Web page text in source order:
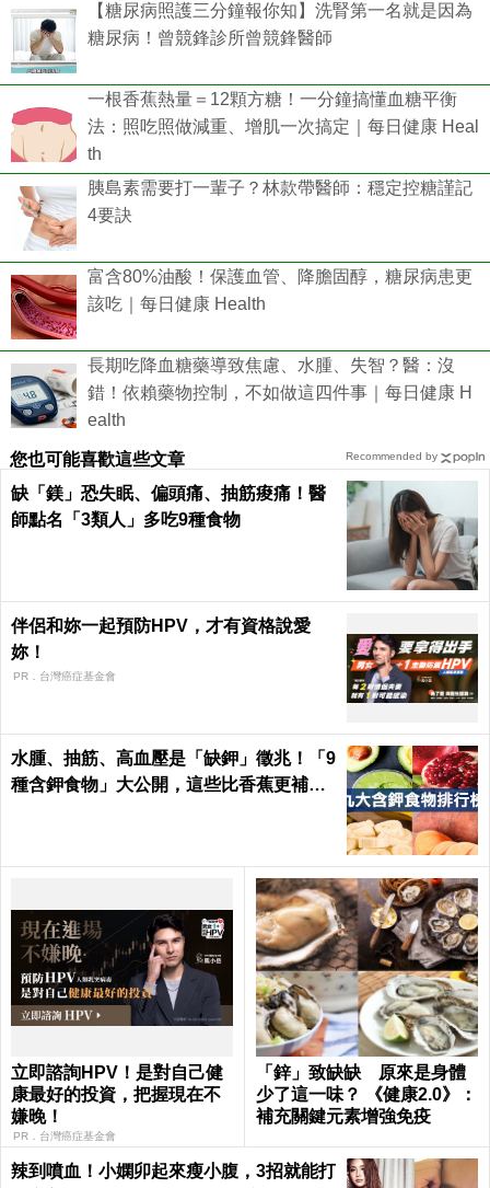
【糖尿病照護三分鐘報你知】洗腎第一名就是因為
糖尿病！曾競鋒診所曾競鋒醫師
一根香蕉熱量＝12顆方糖！一分鐘搞懂血糖平衡
法：照吃照做減重、增肌一次搞定｜每日健康 Heal
th
胰島素需要打一輩子？林款帶醫師：穩定控糖謹記
4要訣
富含80%油酸！保護血管、降膽固醇，糖尿病患更
該吃｜每日健康 Health
長期吃降血糖藥導致焦慮、水腫、失智？醫：沒
錯！依賴藥物控制，不如做這四件事｜每日健康 H
ealth
您也可能喜歡這些文章
缺「鎂」恐失眠、偏頭痛、抽筋痠痛！醫
師點名「3類人」多吃9種食物
伴侶和妳一起預防HPV，才有資格說愛
妳！
PR．台灣癌症基金會
水腫、抽筋、高血壓是「缺鉀」徵兆！「9
種含鉀食物」大公開，這些比香蕉更補鉀
立即諮詢HPV！是對自己健
康最好的投資，把握現在不
嫌晚！
PR．台灣癌症基金會
「鋅」致缺缺 原來是身體
少了這一味？ 《健康2.0》：
補充關鍵元素增強免疫
辣到噴血！小嫻卯起來瘦小腹，3招就能打
Recommended by